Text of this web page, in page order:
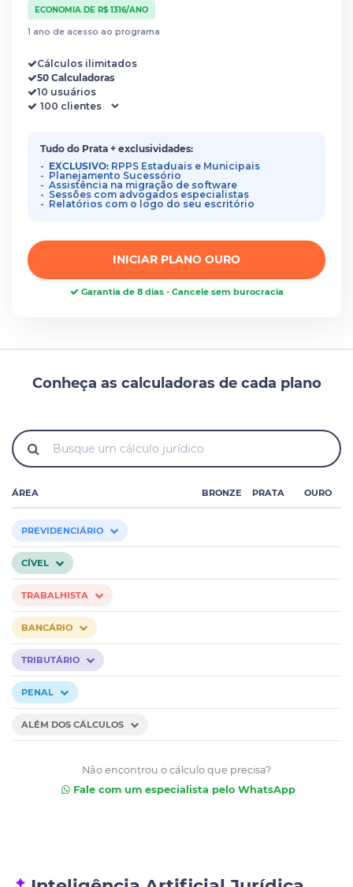
ECONOMIA DE R$ 1316/ANO
1 ano de acesso ao programa
Cálculos ilimitados
50 Calculadoras
10 usuários
Tudo do Prata + exclusividades:
EXCLUSIVO: RPPS Estaduais e Municipais
Planejamento Sucessório
Assistência na migração de software
Sessões com advogados especialistas
Relatórios com o logo do seu escritório
INICIAR PLANO OURO
Garantia de 8 dias - Cancele sem burocracia
Conheça as calculadoras de cada plano
ÁREA BRONZE PRATA OURO
PREVIDENCIÁRIO
CÍVEL
TRABALHISTA
BANCÁRIO
TRIBUTÁRIO
PENAL
ALÉM DOS CÁLCULOS
Não encontrou o cálculo que precisa?
Fale com um especialista pelo WhatsApp